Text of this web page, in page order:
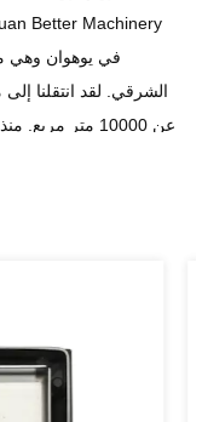
والتصريف الخطي ،